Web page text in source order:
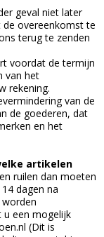
geval niet later
de overeenkomst te
terug te zenden
voordat de termijn
van het
rekening.
van de
de goederen, dat
en het
artikelen
ruilen dan moeten
dagen na
u een mogelijk
(Dit is